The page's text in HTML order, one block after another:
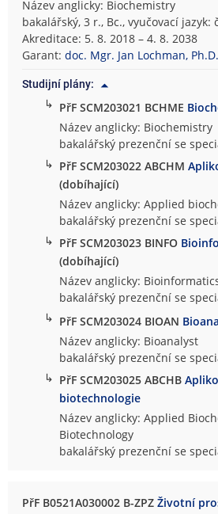
Název anglicky: Biochemistry
bakalářský, 3 r., Bc., vyučovací
Akreditace: 5. 8. 2018 – 4. 8. 2038
Garant:doc. Mgr. Jan Lochman, Ph.D.
Studijní plány:
↳ PřF SCM203021 BCHME
Název anglicky: Biochemistry
bakalářský prezenční se
↳ PřF SCM203022 ABCHM
(dobíhající)
Název anglicky: Applied
bakalářský prezenční se
↳ PřF SCM203023 BINFO
(dobíhající)
Název anglicky:
bakalářský prezenční se
↳ PřF SCM203024 BIOAN
Název anglicky: Bioanalyst
bakalářský prezenční se
↳ PřF SCM203025 ABCHB
biotechnologie
Název anglicky: Applied
Biotechnology
bakalářský prezenční se
PřF B0521A030002 B-ZPZŽivotní